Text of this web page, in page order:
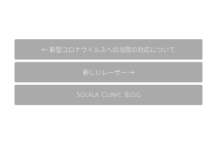
← 新型コロナウイルスへの当院の対応について
Solala Clinic Blog
新しいレーザー →